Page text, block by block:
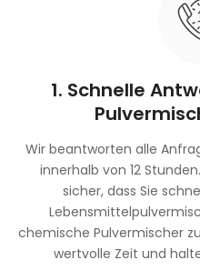
1. Schnelle
Wir beantworten alle
innerhalb von 12
sicher, dass Sie
chemische Pulvermischer
wertvolle Zeit und